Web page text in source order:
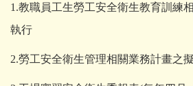
1.教職員工生勞工安全衛生教育訓練
執行
2.勞工安全衛生管理相關業務計畫之